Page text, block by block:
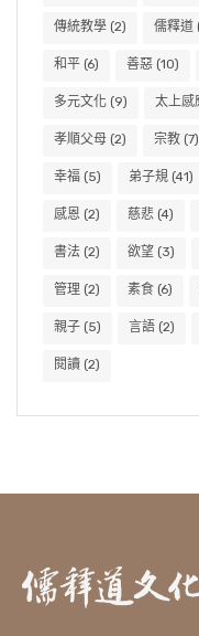
傳統教學 (2) 儒釋道
和平 (6) 善惡 (10)
多元文化 (9) 太上感
孝順父母 (2) 宗教 (7)
幸福 (5) 弟子規 (41)
感恩 (2) 慈悲 (4)
書法 (2) 欲望 (3)
管理 (2) 素食 (6)
親子 (5) 言語 (2)
閱讀 (2)